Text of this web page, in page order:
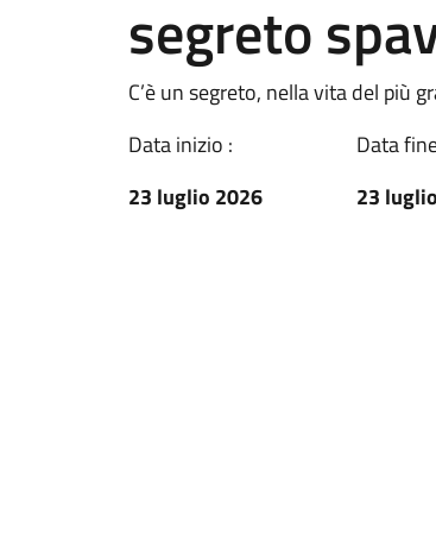
segreto
C’è un segreto, nella vita del più
Data inizio :
23 luglio 2026
Data
23